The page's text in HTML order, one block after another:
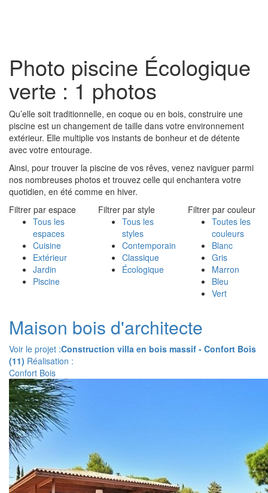
Photo piscine Écologique
verte : 1 photos
Qu’elle soit traditionnelle, en coque ou en bois, construire une
piscine est un changement de taille dans votre environnement
extérieur. Elle multiplie vos instants de bonheur et de détente
avec votre entourage.
Ainsi, pour trouver la piscine de vos rêves, venez naviguer parmi
nos nombreuses photos et trouvez celle qui enchantera votre
quotidien, en été comme en hiver.
Filtrer par espace
Tous les
espaces
Cuisine
Extérieur
Jardin
Piscine
Filtrer par style
Tous les
styles
Contemporain
Classique
Écologique
Filtrer par couleur
Toutes les
couleurs
Blanc
Gris
Marron
Bleu
Vert
Maison bois d'architecte
Voir le projet :Construction villa en bois massif - Confort Bois
(11) Réalisation :
Confort Bois